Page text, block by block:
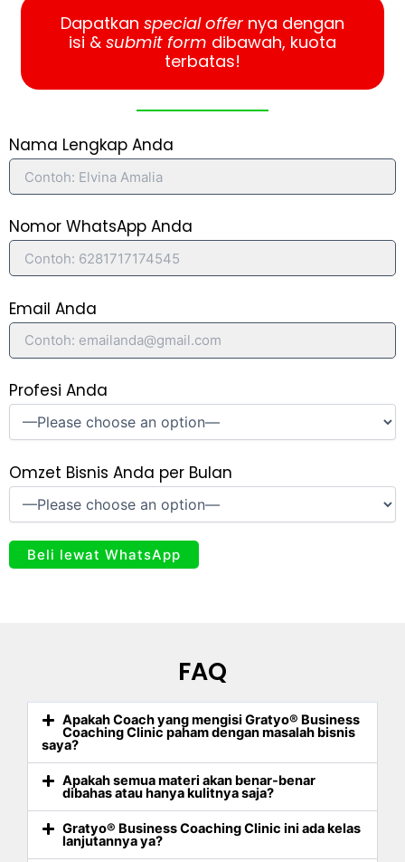
Dapatkan special offer nya dengan
isi & submit form dibawah, kuota
terbatas!
Nama Lengkap Anda
Nomor WhatsApp Anda
Email Anda
Profesi Anda
Omzet Bisnis Anda per Bulan
FAQ
Apakah Coach yang mengisi Gratyo® Business
Coaching Clinic paham dengan masalah bisnis
saya?
Apakah semua materi akan benar-benar
dibahas atau hanya kulitnya saja?
Gratyo® Business Coaching Clinic ini ada kelas
lanjutannya ya?